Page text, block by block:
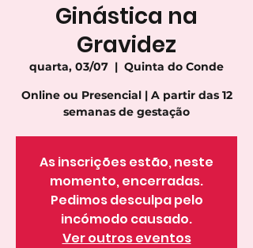
Ginástica na
Gravidez
quarta, 03/07
  |
Quinta do Conde
Online ou Presencial | A partir das 12
semanas de gestação
As inscrições estão, neste
momento, encerradas.
Pedimos desculpa pelo
incómodo causado.
Ver outros eventos